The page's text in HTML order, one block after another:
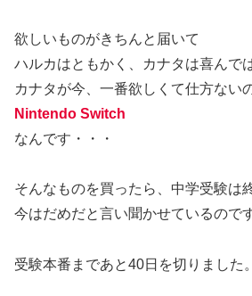
欲しいものがきちんと届いて
ハルカはともかく、カナタは喜んで
カナタが今、一番欲しくて仕方ない
Nintendo Switch
なんです・・・
そんなものを買ったら、中学受験は
今はだめだと言い聞かせているので
受験本番まであと40日を切りました。